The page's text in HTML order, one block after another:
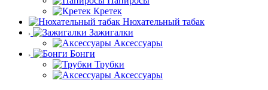
Кретек
Нюхательный табак
Зажигалки
Аксессуары
Бонги
Трубки
Аксессуары